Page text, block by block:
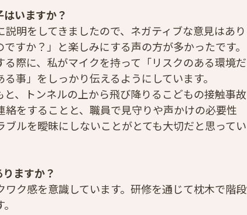
いますか？
明をしてきましたので、ネガティブな意見はあり
すか？」と楽しみにする声の方が多かったです。
際に、私がマイクを持って「リスクのある環境だ
事」をしっかり伝えるようにしています。
、トンネルの上から飛び降りるこどもの接触事故
をすることと、職員で見守りや声かけの必要性
ルを曖昧にしないことがとても大切だと思ってい
ますか？
ク感を意識しています。研修を通じて枕木で階段